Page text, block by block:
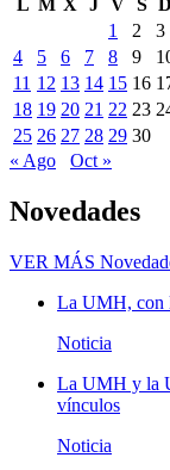
1
2
3
4
5 6 7 8 9
11 12 13 14 15 16
18 19 20 21 22 23
25 26 27 28 29 30
« Ago
Oct »
Novedades
VER MÁS
La UMH, con
Noticia
La UMH y la
vínculos
Noticia